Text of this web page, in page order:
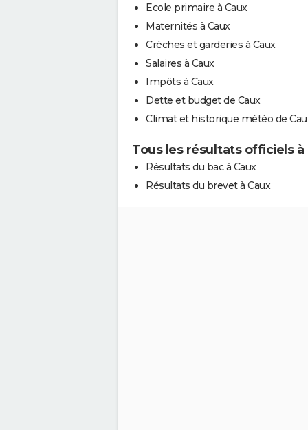
Ecole primaire à Caux
Maternités à Caux
Crèches et garderies à Caux
Salaires à Caux
Impôts à Caux
Dette et budget de Caux
Climat et historique météo de
Tous les résultats officiels à
Résultats du bac à Caux
Résultats du brevet à Caux